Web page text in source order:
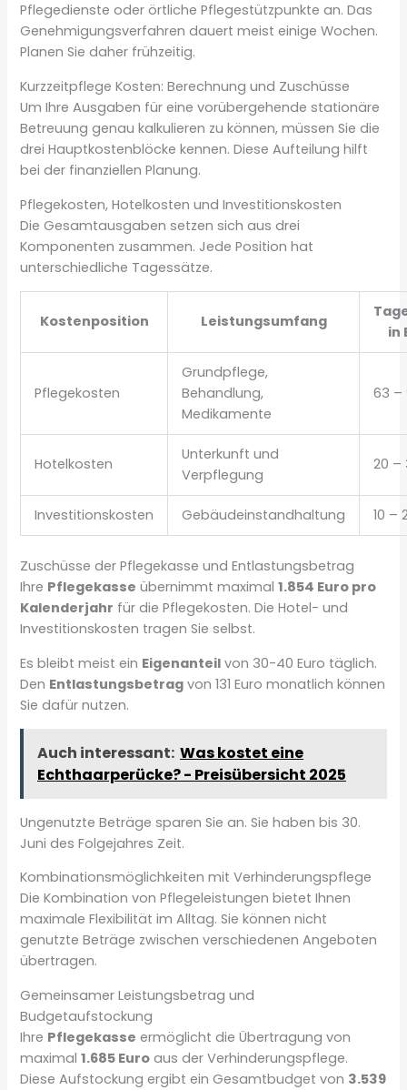
Pflegedienste oder örtliche Pflegestützpunkte an. Das
Genehmigungsverfahren dauert meist einige Wochen.
Planen Sie daher frühzeitig.
Kurzzeitpflege Kosten: Berechnung und Zuschüsse
Um Ihre Ausgaben für eine vorübergehende stationäre
Betreuung genau kalkulieren zu können, müssen Sie die
drei Hauptkostenblöcke kennen. Diese Aufteilung hilft
bei der finanziellen Planung.
Pflegekosten, Hotelkosten und Investitionskosten
Die Gesamtausgaben setzen sich aus drei
Komponenten zusammen. Jede Position hat
unterschiedliche Tagessätze.
Kostenposition Leistungsumfang
in
Pflegekosten
Grundpflege,
Behandlung,
Medikamente
63 –
Hotelkosten
Unterkunft und
Verpflegung
20 –
Investitionskosten Gebäudeinstandhaltung 10 –
Zuschüsse der Pflegekasse und Entlastungsbetrag
Ihre Pflegekasse übernimmt maximal1.854 Euro pro
Kalenderjahr für die Pflegekosten. Die Hotel- und
Investitionskosten tragen Sie selbst.
Es bleibt meist ein Eigenanteil von 30-40 Euro täglich.
Den Entlastungsbetrag von 131 Euro monatlich können
Sie dafür nutzen.
Auch interessant: Was kostet eine
Echthaarperücke? - Preisübersicht 2025
Ungenutzte Beträge sparen Sie an. Sie haben bis 30.
Juni des Folgejahres Zeit.
Kombinationsmöglichkeiten mit Verhinderungspflege
Die Kombination von Pflegeleistungen bietet Ihnen
maximale Flexibilität im Alltag. Sie können nicht
genutzte Beträge zwischen verschiedenen Angeboten
übertragen.
Gemeinsamer Leistungsbetrag und
Budgetaufstockung
Ihre Pflegekasse ermöglicht die Übertragung von
maximal1.685 Euro aus der Verhinderungspflege.
Diese Aufstockung ergibt ein Gesamtbudget von 3.539